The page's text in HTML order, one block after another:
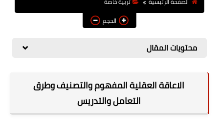
مقاييس الحجم
محتويات المقال
الاعاقة العقلية المفهوم والتصنيف وطرق
التعامل والتدريس